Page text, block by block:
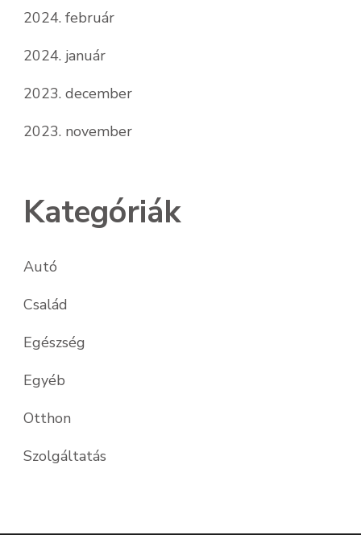
2024. február
2024. január
2023. december
2023. november
Kategóriák
Autó
Család
Egészség
Egyéb
Otthon
Szolgáltatás